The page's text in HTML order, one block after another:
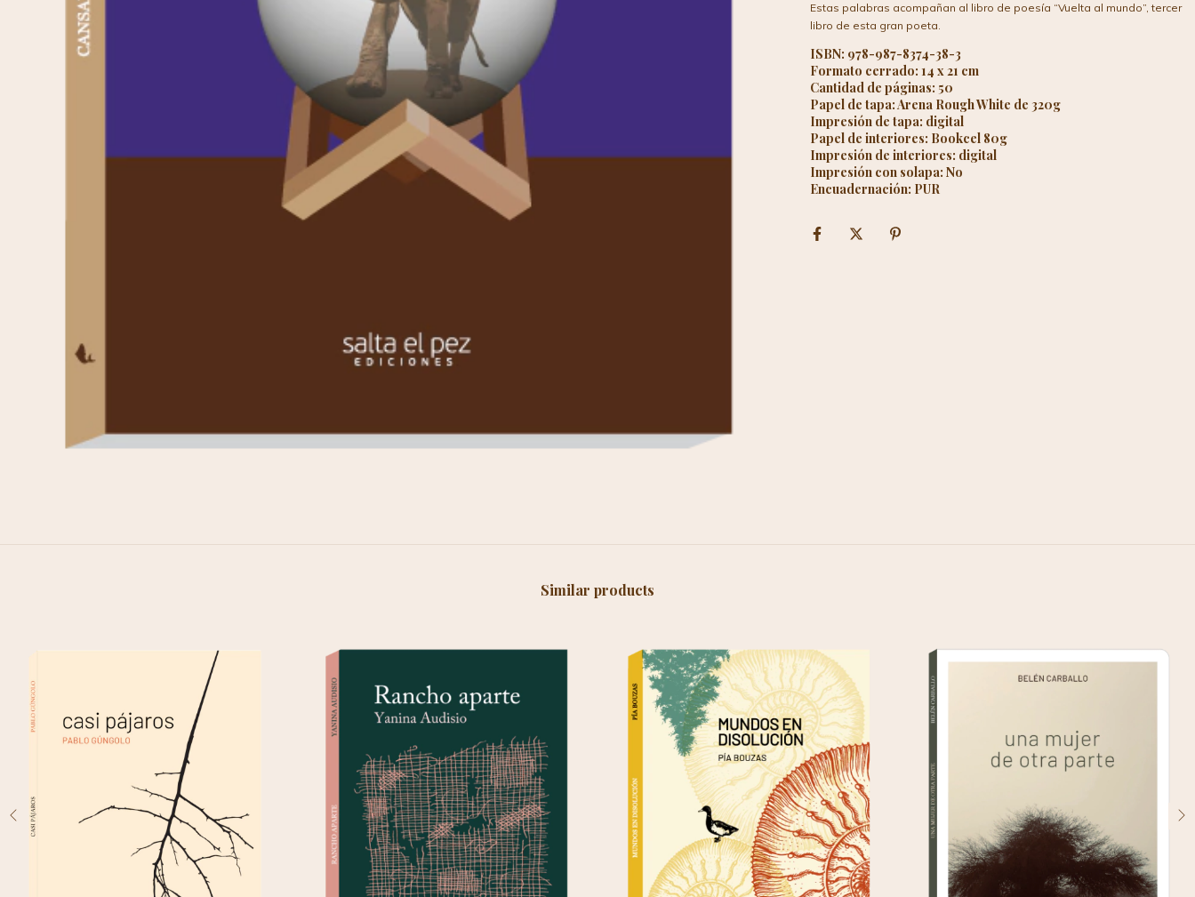
Estas palabras acompañan al libro de poesía “Vuelta al mundo”, tercer
libro de esta gran poeta.
ISBN: 978-987-8374-38-3
Formato cerrado: 14 x 21 cm
Cantidad de páginas: 50
Papel de tapa: Arena Rough White de 320g
Impresión de tapa: digital
Papel de interiores: Bookcel 80g
Impresión de interiores: digital
Impresión con solapa: No
Encuadernación: PUR
Similar products